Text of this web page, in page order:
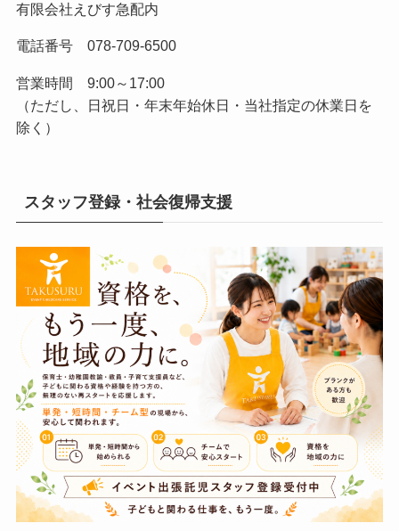
有限会社えびす急配内
電話番号 078-709-6500
営業時間 9:00～17:00
（ただし、日祝日・年末年始休日・当社指定の休業日を
除く）
スタッフ登録・社会復帰支援